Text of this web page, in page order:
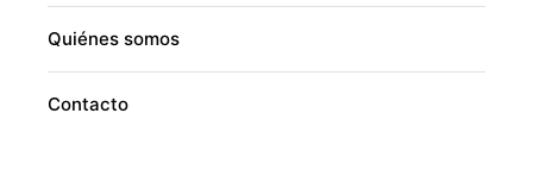
Quiénes somos
Contacto